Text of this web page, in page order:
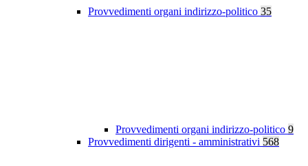
Provvedimenti organi indirizzo-politico 35
Provvedimenti organi indirizzo-politico 9
Provvedimenti dirigenti - amministrativi 568